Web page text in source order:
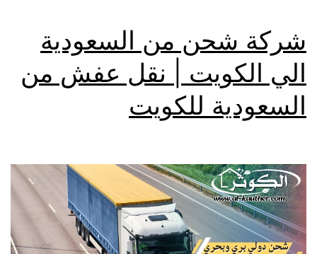
شركة شحن من السعودية
الي الكويت | نقل عفش من
السعودية للكويت